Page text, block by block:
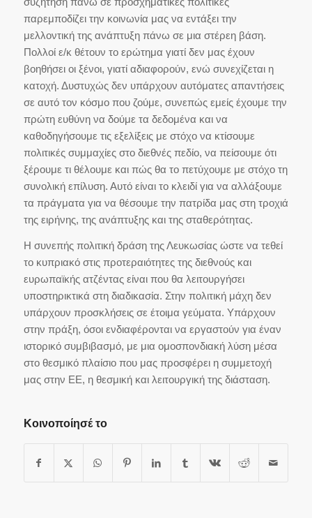
παρεμποδίζει την κοινωνία μας να εντάξει την
μελλοντική της ανάπτυξη πάνω σε μια στέρεη βάση.
Πολλοί ε/κ θέτουν το ερώτημα γιατί δεν μας έχουν
βοηθήσει οι ξένοι, γιατί αδιαφορούν, ενώ συνεχίζεται η
κατοχή. Δυστυχώς δεν υπάρχουν αυτόματες απαντήσεις
σε αυτό τον κόσμο που ζούμε, συνεπώς εμείς έχουμε την
πρώτη ευθύνη να δούμε τα δεδομένα και να
καθοδηγήσουμε τις εξελίξεις με στόχο να κτίσουμε
πολιτικές συμμαχίες στο διεθνές πεδίο, να πείσουμε ότι
ξέρουμε τι θέλουμε και πώς θα το πετύχουμε με στόχο τη
συνολική επίλυση. Αυτό είναι το κλειδί για να αλλάξουμε
τα πράγματα για να θέσουμε την πατρίδα μας στη τροχιά
της ειρήνης, της ανάπτυξης και της σταθερότητας.
Η συνεπής πολιτική δράση της Λευκωσίας ώστε να τεθεί
το κυπριακό στις προτεραιότητες της διεθνούς και
ευρωπαϊκής ατζέντας είναι που θα λειτουργήσει
υποστηρικτικά στη διαδικασία. Στην πολιτική μάχη δεν
υπάρχουν προσκλήσεις σε έτοιμα γεύματα. Υπάρχουν
στην πράξη, όσοι ενδιαφέρονται να εργαστούν για έναν
ιστορικό συμβιβασμό, με μια ομοσπονδιακή λύση μέσα
στο θεσμικό πλαίσιο που μας προσφέρει η συμμετοχή
μας στην ΕΕ, η θεσμική και λειτουργική της διάσταση.
Κοινοποίησέ το